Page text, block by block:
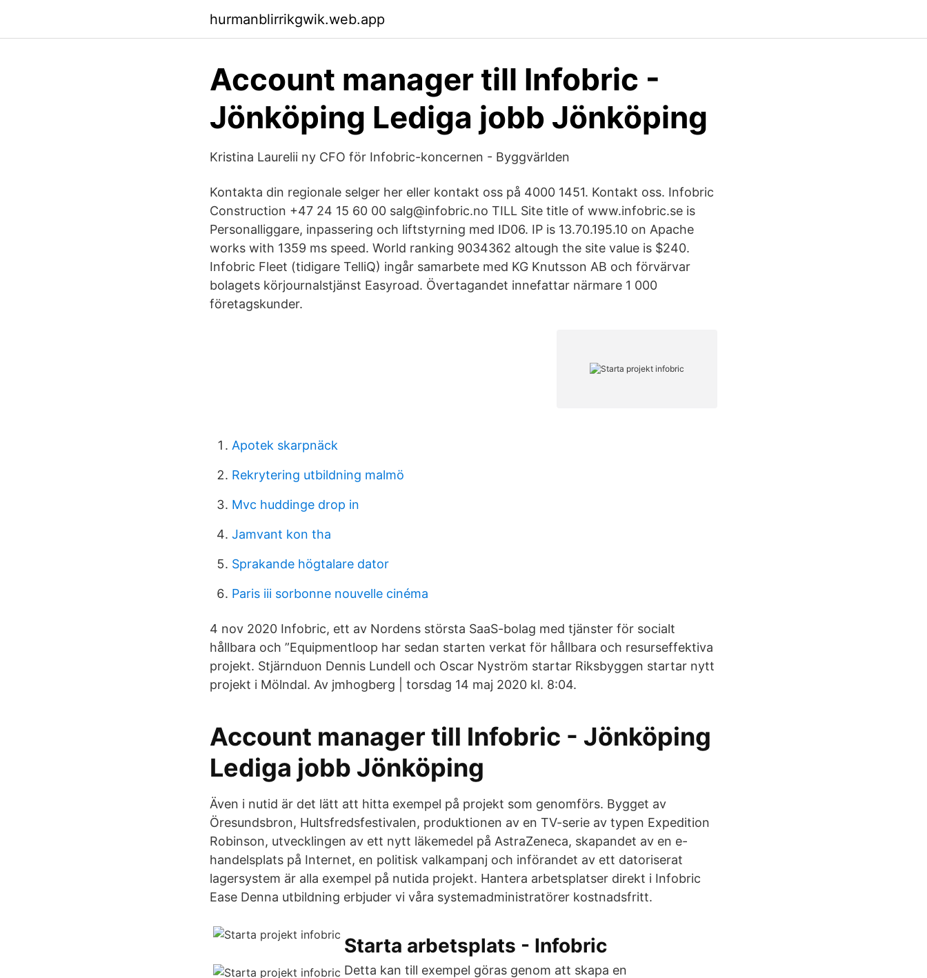
hurmanblirrikgwik.web.app
Account manager till Infobric -
Jönköping Lediga jobb Jönköping
Kristina Laurelii ny CFO för Infobric-koncernen - Byggvärlden
Kontakta din regionale selger her eller kontakt oss på 4000 1451. Kontakt oss. Infobric
Construction +47 24 15 60 00 salg@infobric.no TILL Site title of www.infobric.se is
Personalliggare, inpassering och liftstyrning med ID06. IP is 13.70.195.10 on Apache
works with 1359 ms speed. World ranking 9034362 altough the site value is $240.
Infobric Fleet (tidigare TelliQ) ingår samarbete med KG Knutsson AB och förvärvar
bolagets körjournalstjänst Easyroad. Övertagandet innefattar närmare 1 000
företagskunder.
Apotek skarpnäck
Rekrytering utbildning malmö
Mvc huddinge drop in
Jamvant kon tha
Sprakande högtalare dator
Paris iii sorbonne nouvelle cinéma
4 nov 2020 Infobric, ett av Nordens största SaaS-bolag med tjänster för socialt
hållbara och ”Equipmentloop har sedan starten verkat för hållbara och resurseffektiva
projekt. Stjärnduon Dennis Lundell och Oscar Nyström startar Riksbyggen startar nytt
projekt i Mölndal. Av jmhogberg | torsdag 14 maj 2020 kl. 8:04.
Account manager till Infobric - Jönköping
Lediga jobb Jönköping
Även i nutid är det lätt att hitta exempel på projekt som genomförs. Bygget av
Öresundsbron, Hultsfredsfestivalen, produktionen av en TV-serie av typen Expedition
Robinson, utvecklingen av ett nytt läkemedel på AstraZeneca, skapandet av en e-
handelsplats på Internet, en politisk valkampanj och införandet av ett datoriserat
lagersystem är alla exempel på nutida projekt. Hantera arbetsplatser direkt i Infobric
Ease Denna utbildning erbjuder vi våra systemadministratörer kostnadsfritt.
Starta arbetsplats - Infobric
Detta kan till exempel göras genom att skapa en